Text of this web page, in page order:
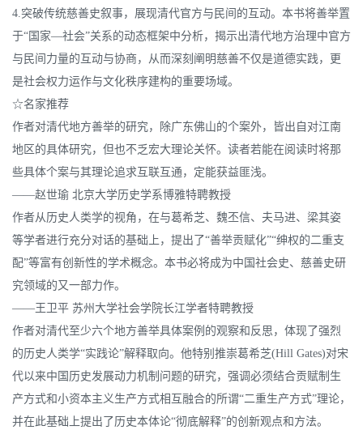
4.突破传统慈善史叙事，展现清代官方与民间的互动。本书将善举置
于“国家—社会”关系的动态框架中分析，揭示出清代地方治理中官方
与民间力量的互动与协商，从而深刻阐明慈善不仅是道德实践，更
是社会权力运作与文化秩序建构的重要场域。
☆名家推荐
作者对清代地方善举的研究，除广东佛山的个案外，皆出自对江南
地区的具体研究，但也不乏宏大理论关怀。读者若能在阅读时将那
些具体个案与其理论追求互联互通，定能获益匪浅。
——赵世瑜 北京大学历史学系博雅特聘教授
作者从历史人类学的视角，在与葛希芝、魏丕信、夫马进、梁其姿
等学者进行充分对话的基础上，提出了“善举贡赋化”“绅权的二重支
配”等富有创新性的学术概念。本书必将成为中国社会史、慈善史研
究领域的又一部力作。
——王卫平 苏州大学社会学院长江学者特聘教授
作者对清代至少六个地方善举具体案例的观察和反思，体现了强烈
的历史人类学“实践论”解释取向。他特别推崇葛希芝(Hill Gates)对宋
代以来中国历史发展动力机制问题的研究，强调必须结合贡赋制生
产方式和小资本主义生产方式相互融合的所谓“二重生产方式”理论，
并在此基础上提出了历史本体论“彻底解释”的创新观点和方法。